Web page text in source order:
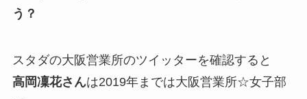
う？
スタダの大阪営業所のツイッターを確認すると
高岡凜花さんは2019年までは大阪営業所☆女子部